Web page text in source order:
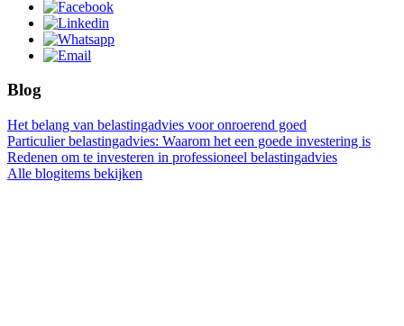
Blog
Het belang van belastingadvies voor onroerend goed
Particulier belastingadvies: Waarom het een goede investering is
Redenen om te investeren in professioneel belastingadvies
Alle blogitems bekijken